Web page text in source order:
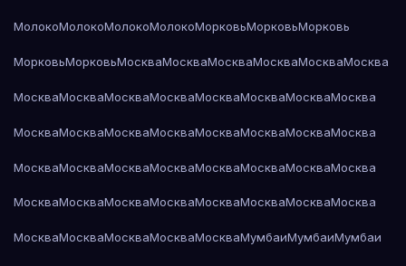
МолокоМолокоМолокоМолокоМорковьМорковьМорковь
МорковьМорковьМоскваМоскваМоскваМоскваМоскваМосква
МоскваМоскваМоскваМоскваМоскваМоскваМоскваМосква
МоскваМоскваМоскваМоскваМоскваМоскваМоскваМосква
МоскваМоскваМоскваМоскваМоскваМоскваМоскваМосква
МоскваМоскваМоскваМоскваМоскваМоскваМоскваМосква
МоскваМоскваМоскваМоскваМоскваМумбаиМумбаиМумбаи